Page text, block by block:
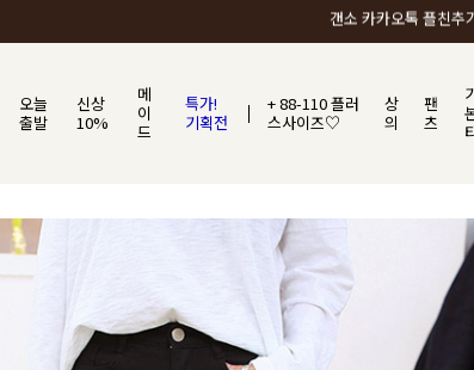
갠소에서 가장 많이 사
오늘
출발
신상
10%
메
이
드
특가!
기획전
+ 88-110 플러
스사이즈♡
상
의
팬
츠